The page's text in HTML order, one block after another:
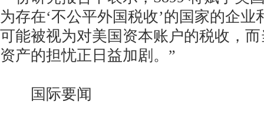
为存在‘不公平外国税收’的国家的企
可能被视为对美国资本账户的税收，
资产的担忧正日益加剧。”
国际要闻